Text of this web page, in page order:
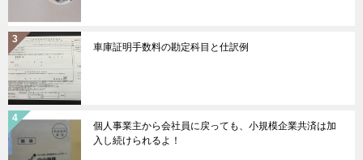
車庫証明手数料の勘定科目と仕訳例
個人事業主から会社員に戻っても、小規模企業共済は加
入し続けられるよ！